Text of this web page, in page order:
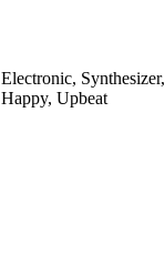
Electronic, Synthesizer,
Happy, Upbeat